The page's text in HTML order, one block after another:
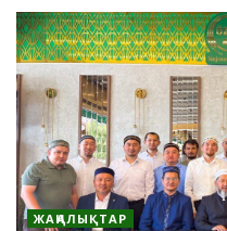
ЖАҢАЛЫҚТАР